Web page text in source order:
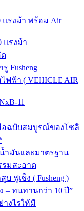
แรงม้า พร้อม Air
แรงม้า
Fusheng
ฟ้า ( VEHICLE AIR
11
ฉบับสมบูรณ์ของโซลิ
ำมันและมาตรฐาน
มสะอาด
ฟูเช็ง ( Fusheng )
ทนทานกว่า 10 ปี”
างไรให้มี